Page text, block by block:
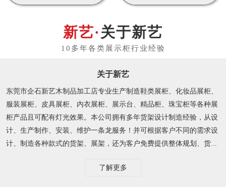
关于新艺
关于新艺
东莞市企石新艺木制品加工店专业生产制造鞋类展柜、化妆品展柜、
服装展柜、皮具展柜、内衣展柜、展示台、精品柜、珠宝柜等各种展
柜产品且可配有灯光效果。本公司拥有多年货架设计制造经验，从设
计、生产制作、安装、维护一条龙服务！并可根据客户不同的需求设
计、制造各种款式的货架、展架，还为客户免费提供整体规划、货...
了解更多